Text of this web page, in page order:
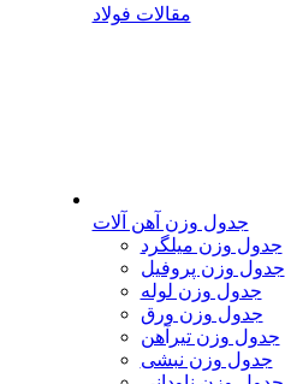
مقالات فولاد
جدول وزن آهن آلات
جدول وزن میلگرد
جدول وزن پروفیل
جدول وزن لوله
جدول وزن ورق
جدول وزن تیرآهن
جدول وزن نبشی